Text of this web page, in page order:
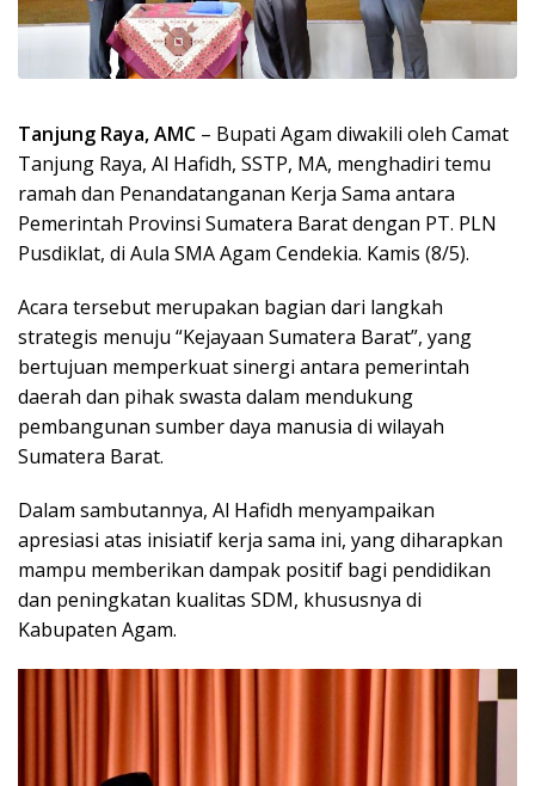
Tanjung Raya, AMC – Bupati Agam diwakili oleh Camat
Tanjung Raya, Al Hafidh, SSTP, MA, menghadiri temu
ramah dan Penandatanganan Kerja Sama antara
Pemerintah Provinsi Sumatera Barat dengan PT. PLN
Pusdiklat, di Aula SMA Agam Cendekia. Kamis (8/5).
Acara tersebut merupakan bagian dari langkah
strategis menuju “Kejayaan Sumatera Barat”, yang
bertujuan memperkuat sinergi antara pemerintah
daerah dan pihak swasta dalam mendukung
pembangunan sumber daya manusia di wilayah
Sumatera Barat.
Dalam sambutannya, Al Hafidh menyampaikan
apresiasi atas inisiatif kerja sama ini, yang diharapkan
mampu memberikan dampak positif bagi pendidikan
dan peningkatan kualitas SDM, khususnya di
Kabupaten Agam.